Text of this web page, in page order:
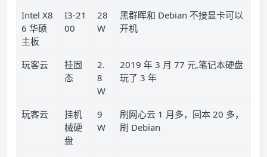
Intel X8
6 华硕
主板
I3-21
00
28
W
黑群晖和 Debian 不接显卡可以
开机
玩客云
挂固
态
2.
8
W
2019 年 3 月 77 元,笔记本硬盘
玩了 3 年
玩客云
挂机
械硬
盘
9
W
刷网心云 1 月多，回本 20 多，
刷 Debian